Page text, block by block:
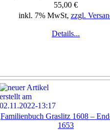
55,00 €
inkl. 7% MwSt, zzgl.
Details...
Familienbuch Graslitz 1608 –
1653